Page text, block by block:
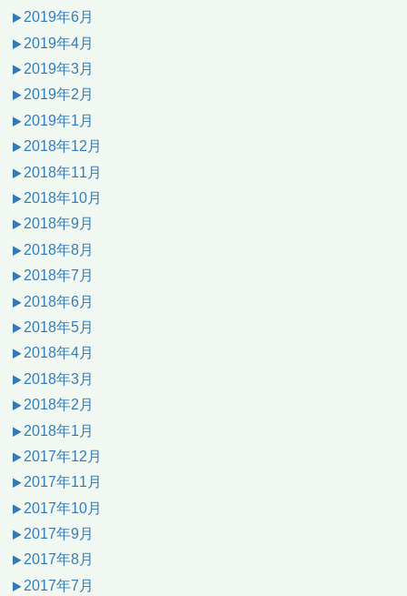
2019年6月
2019年4月
2019年3月
2019年2月
2019年1月
2018年12月
2018年11月
2018年10月
2018年9月
2018年8月
2018年7月
2018年6月
2018年5月
2018年4月
2018年3月
2018年2月
2018年1月
2017年12月
2017年11月
2017年10月
2017年9月
2017年8月
2017年7月